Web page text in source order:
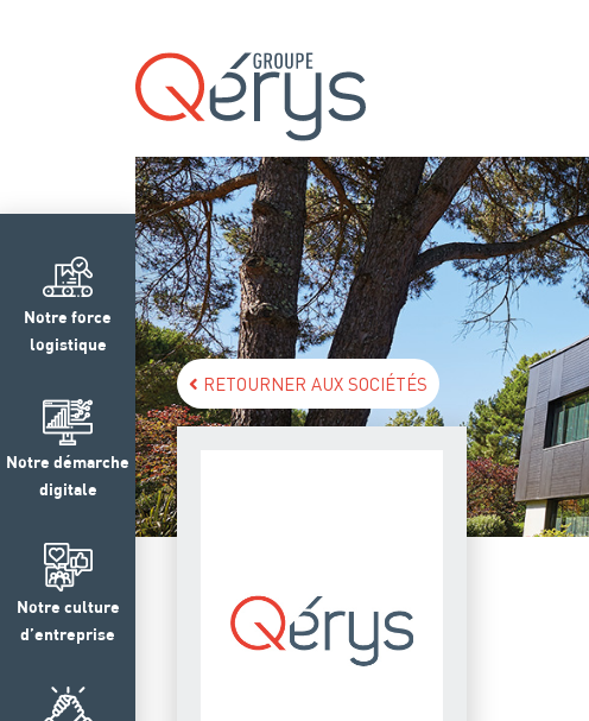
Notre force
logistique
Notre démarche
digitale
Notre culture
d’entreprise
RETOURNER AUX SOCIÉTÉS